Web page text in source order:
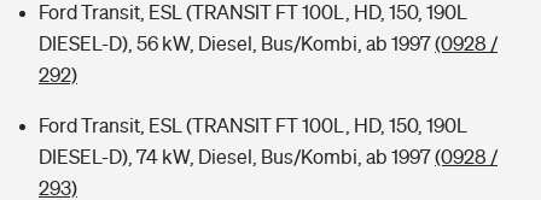
Ford Transit, ESL (TRANSIT FT 100L, HD, 150, 190L
DIESEL-D), 56 kW, Diesel, Bus/Kombi, ab 1997(0928 /
292)
Ford Transit, ESL (TRANSIT FT 100L, HD, 150, 190L
DIESEL-D), 74 kW, Diesel, Bus/Kombi, ab 1997(0928 /
293)